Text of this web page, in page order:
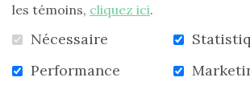
Sur la photo, André Huard, président
et Johanne Bécu, directrice du Centre
les témoins, cliquez ici.
Nécessaire
Performance